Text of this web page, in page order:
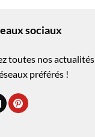
sociaux
toutes nos actualités
préférés !